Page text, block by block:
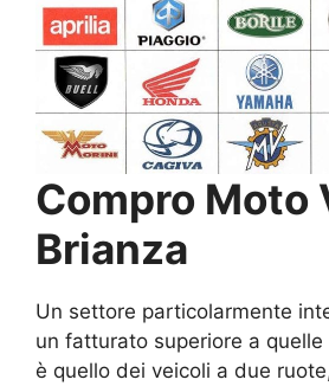
Compro Moto
Brianza
Un settore particolarmente
un fatturato superiore a
è quello dei veicoli a due